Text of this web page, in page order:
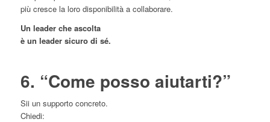
più cresce la loro disponibilità a collaborare.
Un leader che ascolta
è un leader sicuro di sé.
6. “Come posso aiutarti?”
Sii un supporto concreto.
Chiedi: